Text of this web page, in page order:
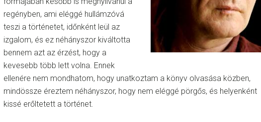
regényben, ami eléggé hullámzóvá
teszi a történetet, időnként leül az
izgalom, és ez néhányszor kiváltotta
bennem azt az érzést, hogy a
kevesebb több lett volna. Ennek
ellenére nem mondhatom, hogy unatkoztam a könyv olvasása közben,
mindössze éreztem néhányszor, hogy nem eléggé pörgős, és helyenként
kissé erőltetett a történet.